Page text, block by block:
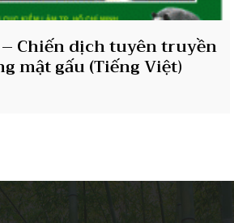
Chiến dịch tuyên truyền
mật gấu (Tiếng Việt)